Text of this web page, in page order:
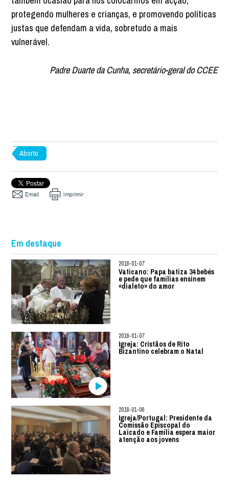
protegendo mulheres e crianças, e promovendo políticas
justas que defendam a vida, sobretudo a mais
vulnerável.
Padre Duarte da Cunha, secretário-geral do CCEE
Aborto
Em destaque
2018-01-07
Vaticano: Papa batiza 34 bebés
e pede que famílias ensinem
«dialeto» do amor
2018-01-07
Igreja: Cristãos de Rito
Bizantino celebram o Natal
2018-01-06
Igreja/Portugal: Presidente da
Comissão Episcopal do
Laicado e Família espera maior
atenção aos jovens